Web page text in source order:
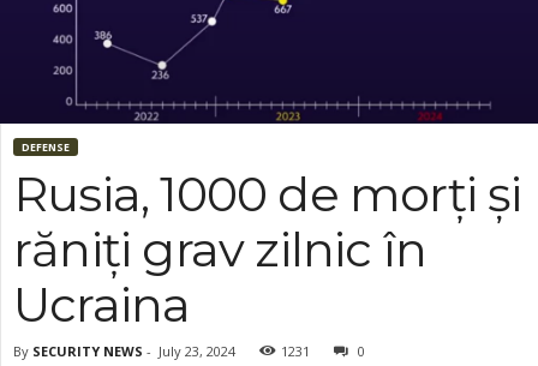
DEFENSE
Rusia, 1000 de morți și
răniți grav zilnic în
Ucraina
By SECURITY NEWS - July 23, 2024 1231 0